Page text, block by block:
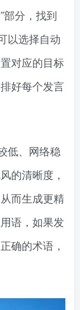
部分，找到
以选择自动
对应的目标
好每个发言
低、网络稳
的清晰度，
而生成更精
语，如果发
确的术语，